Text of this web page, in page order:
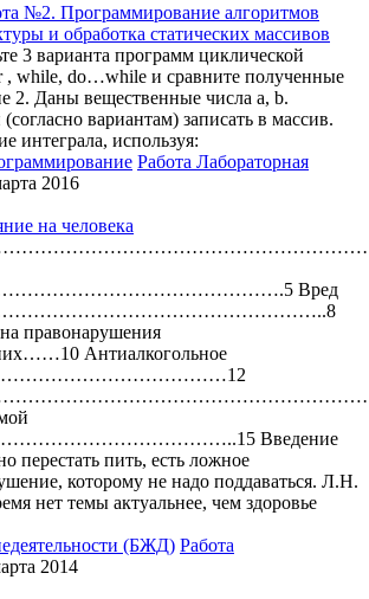
№2. Программирование алгоритмов
и обработка статических массивов
3 варианта программ циклической
, while, do…while и сравните полученные
2. Даны вещественные числа a, b.
вариантам) записать в массив.
интеграла, используя:
Работа Лабораторная
2016
на человека
Вред
правонарушения
Антиалкогольное
Введение
перестать пить, есть ложное
которому не надо поддаваться. Л.Н.
нет темы актуальнее, чем здоровье
(БЖД) Работа
2014